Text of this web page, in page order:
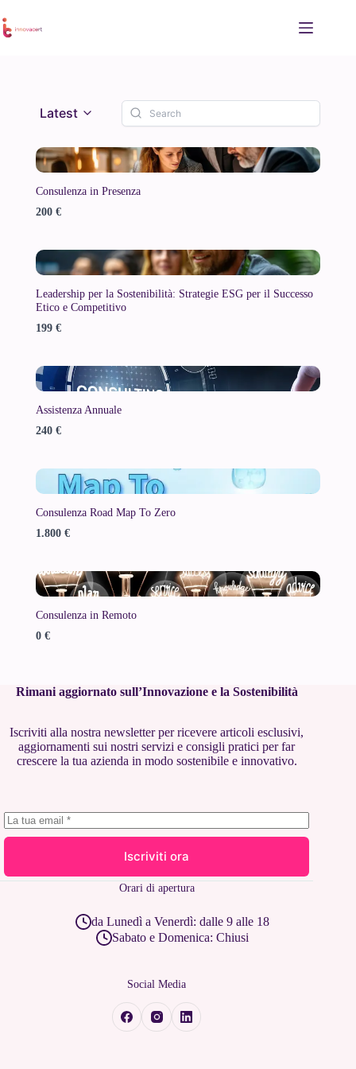
al
contenuto
Latest
Consulenza in Presenza
200 €
Leadership per la Sostenibilità: Strategie ESG per il Successo
Etico e Competitivo
199 €
Assistenza Annuale
240 €
Consulenza Road Map To Zero
1.800 €
Consulenza in Remoto
0 €
Rimani aggiornato sull’Innovazione e la Sostenibilità
Iscriviti alla nostra newsletter per ricevere articoli esclusivi,
aggiornamenti sui nostri servizi e consigli pratici per far
crescere la tua azienda in modo sostenibile e innovativo.
Iscriviti ora
Orari di apertura
da Lunedì a Venerdì: dalle 9 alle 18
Sabato e Domenica: Chiusi
Social Media